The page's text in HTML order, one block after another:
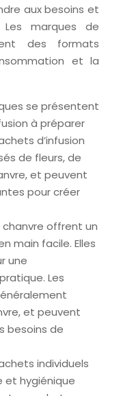
aux besoins et
marques de
des formats
et la
se présentent
à préparer
d’infusion
de fleurs, de
et peuvent
pour créer
chanvre offrent un
main facile. Elles
une
Les
et peuvent
besoins de
individuels
et hygiénique